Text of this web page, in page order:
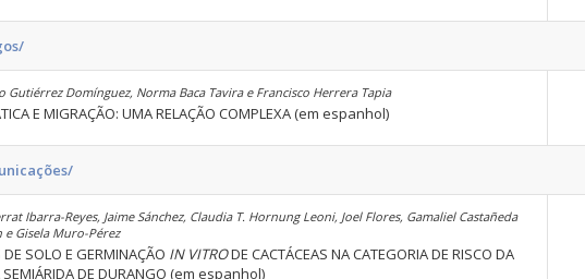
Gutiérrez Domínguez, Norma Baca Tavira e Francisco Herrera Tapia
E MIGRAÇÃO: UMA RELAÇÃO COMPLEXA (em espanhol)
Ibarra-Reyes, Jaime Sánchez, Claudia T. Hornung Leoni, Joel Flores, Gamaliel Castañeda
e Gisela Muro-Pérez
DE SOLO E GERMINAÇÃO IN VITRODE CACTÁCEAS NA CATEGORIA DE RISCO DA
SEMIÁRIDA DE DURANGO (em espanhol)